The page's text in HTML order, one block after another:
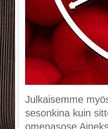
Julkaisemme
sesonkina kuin
omenasose